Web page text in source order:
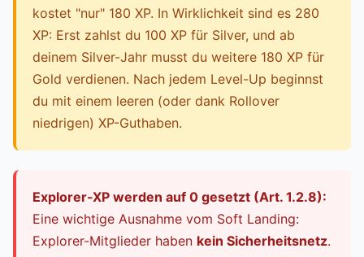
kostet "nur" 180 XP. In Wirklichkeit sind es 280
XP: Erst zahlst du 100 XP für Silver, und ab
deinem Silver-Jahr musst du weitere 180 XP für
Gold verdienen. Nach jedem Level-Up beginnst
du mit einem leeren (oder dank Rollover
niedrigen) XP-Guthaben.
Explorer-XP werden auf 0 gesetzt (Art. 1.2.8):
Eine wichtige Ausnahme vom Soft Landing:
Explorer-Mitglieder haben kein Sicherheitsnetz.